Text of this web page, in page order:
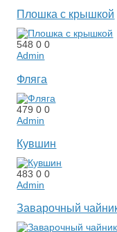
Плошка с крышкой
54800
Admin
Фляга
47900
Admin
Кувшин
48300
Admin
Заварочный